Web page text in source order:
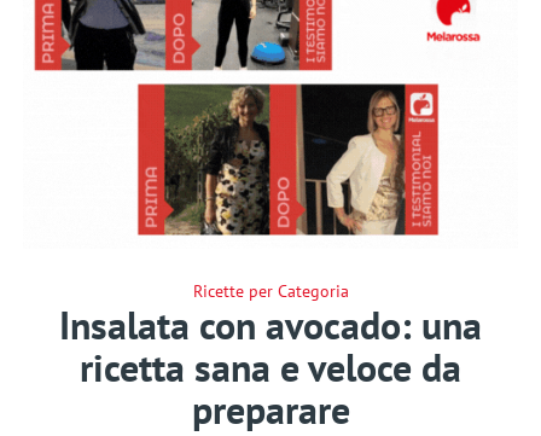
Ricette per Categoria
Insalata con avocado: una
ricetta sana e veloce da
preparare